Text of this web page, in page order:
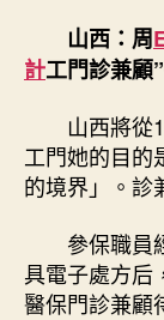
山西：周
計工門診兼顧
山西將從
工門她的目的
的境界」。診
參保職員
具電子處方后
醫保門診兼顧